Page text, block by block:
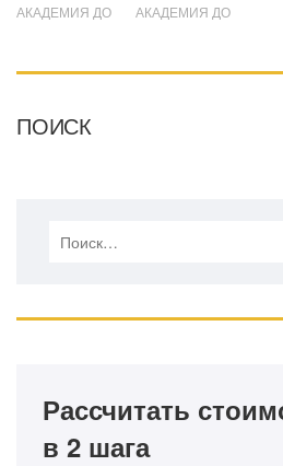
АКАДЕМИЯ ДО АКАДЕМИЯ ДО
ПОИСК
Рассчитать
в 2 шага